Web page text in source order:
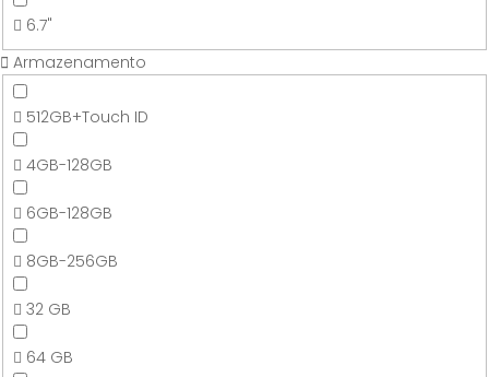
6.7"
Armazenamento
512GB+Touch ID
4GB-128GB
6GB-128GB
8GB-256GB
32 GB
64 GB